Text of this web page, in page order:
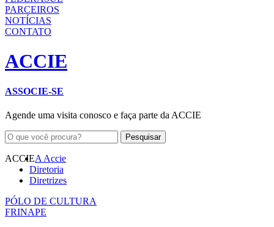
PARCEIROS
NOTÍCIAS
CONTATO
ACCIE
ASSOCIE-SE
Agende uma visita conosco e faça parte da ACCIE
ACCIEA Accie
Diretoria
Diretrizes
PÓLO DE CULTURA
FRINAPE